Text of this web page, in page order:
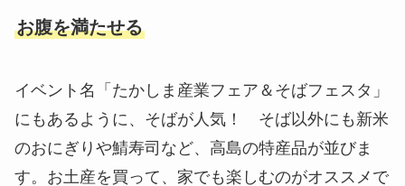
お腹を満たせる
イベント名「たかしま産業フェア＆そばフェスタ」
にもあるように、そばが人気！ そば以外にも新米
のおにぎりや鯖寿司など、高島の特産品が並びま
す。お土産を買って、家でも楽しむのがオススメで